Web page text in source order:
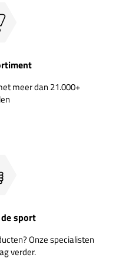
meer dan 21.000+
sport
Onze specialisten
verder.